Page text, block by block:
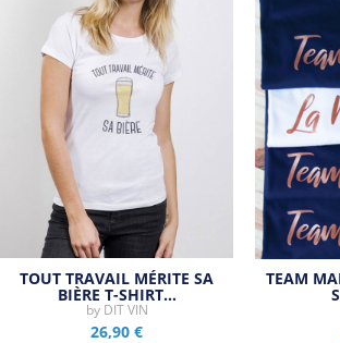
TOUT TRAVAIL MÉRITE SA
BIÈRE T-SHIRT…
by DIT VIN
26,90 €
TEAM